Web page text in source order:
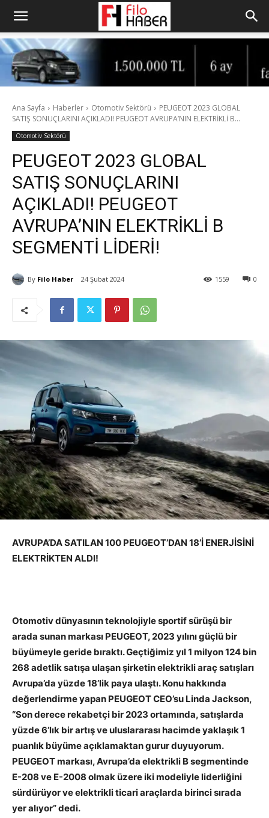
Ana Sayfa Haberler Otomotiv Sektörü
PEUGEOT 2023 GLOBAL
SATIŞ SONUÇLARINI AÇIKLADI! PEUGEOT AVRUPA’NIN ELEKTRİKLİ B...
Otomotiv Sektörü
PEUGEOT 2023 GLOBAL
SATIŞ SONUÇLARINI
AÇIKLADI! PEUGEOT
AVRUPA’NIN ELEKTRİKLİ B
SEGMENTİ LİDERİ!
By Filo Haber 24 Şubat 2024 0
1559
AVRUPA’DA SATILAN 100 PEUGEOT’DAN 18’İ ENERJİSİNİ
ELEKTRİKTEN ALDI!
Otomotiv dünyasının teknolojiyle sportif sürüşü bir
arada sunan markası PEUGEOT, 2023 yılını güçlü bir
büyümeyle geride bıraktı. Geçtiğimiz yıl 1 milyon 124 bin
268 adetlik satışa ulaşan şirketin elektrikli araç satışları
Avrupa’da yüzde 18’lik paya ulaştı. Konu hakkında
değerlendirme yapan PEUGEOT CEO’su Linda Jackson,
“Son derece rekabetçi bir 2023 ortamında, satışlarda
yüzde 6’lık bir artış ve uluslararası hacimde yaklaşık 1
puanlık büyüme açıklamaktan gurur duyuyorum.
PEUGEOT markası, Avrupa’da elektrikli B segmentinde
E-208 ve E-2008 olmak üzere iki modeliyle liderliğini
sürdürüyor ve elektrikli ticari araçlarda birinci sırada
yer alıyor” dedi.